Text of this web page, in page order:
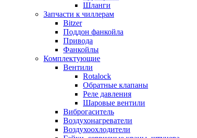
Шланги
Запчасти к чиллерам
Bitzer
Поддон фанкойла
Привода
Фанкойлы
Комплектующие
Вентили
Rotalock
Обратные клапаны
Реле давления
Шаровые вентили
Виброгаситель
Воздухонагреватели
Воздухоохлодители